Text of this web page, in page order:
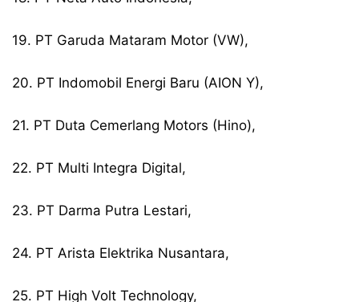
19. PT Garuda Mataram Motor (VW),
20. PT Indomobil Energi Baru (AION Y),
21. PT Duta Cemerlang Motors (Hino),
22. PT Multi Integra Digital,
23. PT Darma Putra Lestari,
24. PT Arista Elektrika Nusantara,
25. PT High Volt Technology,